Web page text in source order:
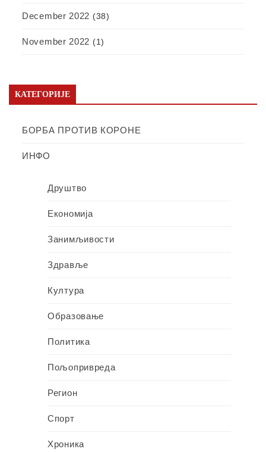
December 2022 (38)
November 2022 (1)
КАТЕГОРИЈЕ
БОРБА ПРОТИВ КОРОНЕ
ИНФО
Друштво
Економија
Занимљивости
Здравље
Култура
Образовање
Политика
Пољопривреда
Регион
Спорт
Хроника